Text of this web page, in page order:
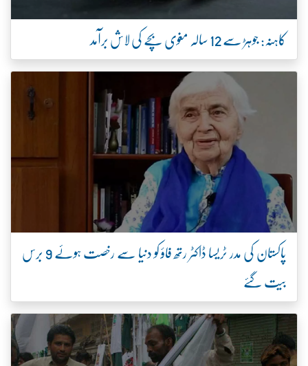
کاہنہ: جوہڑ سے 12 سالہ مغوی بچے کی لاش برآمد
پاکستان کی مدر ٹریسا ڈاکٹر رتھ فاؤ کو دنیا سے رخصت ہوئے 9 برس
بیت گئے